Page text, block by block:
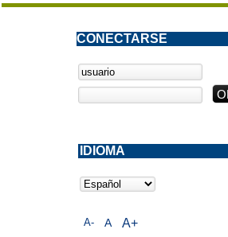
A- A A+
CONECTARSE
IDIOMA